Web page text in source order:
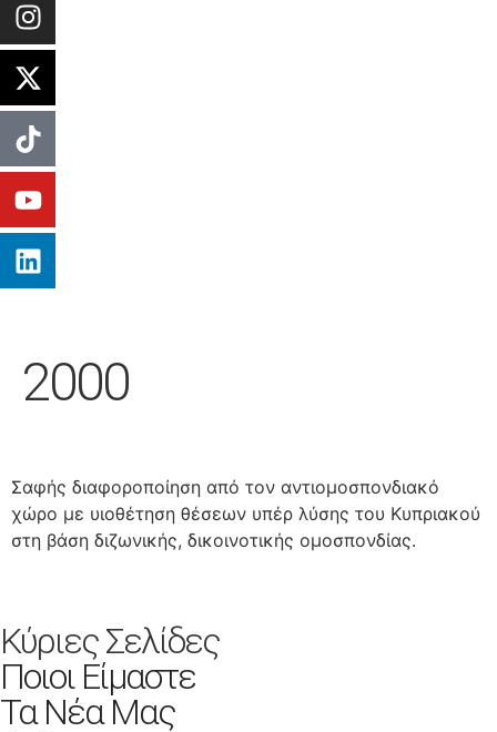
2000
Σαφής διαφοροποίηση από τον αντιομοσπονδιακό
χώρο με υιοθέτηση θέσεων υπέρ λύσης του Κυπριακού
στη βάση διζωνικής, δικοινοτικής ομοσπονδίας.
Κύριες Σελίδες
Ποιοι Είμαστε
Τα Νέα Μας